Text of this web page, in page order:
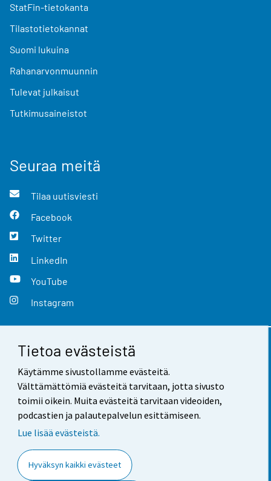
Tietoa evästeistä
Käytämme sivustollamme evästeitä.
Välttämättömiä evästeitä tarvitaan, jotta sivusto
toimii oikein. Muita evästeitä tarvitaan videoiden,
podcastien ja palautepalvelun esittämiseen.
Lue lisää evästeistä.
Hyväksyn kaikki evästeet
StatFin-tietokanta
Tilastotietokannat
Suomi lukuina
Rahanarvonmuunnin
Tulevat julkaisut
Tutkimusaineistot
Seuraa meitä
Tilaa uutisviesti
Facebook
Twitter
LinkedIn
YouTube
Instagram
Yhteystiedot
Palaute
Käyttöehdot
Saavutettavuus
Tietoa sivustosta